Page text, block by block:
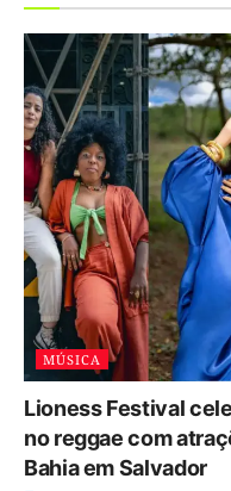
MÚSICA
Lioness Festival
no reggae com
Bahia em Salvador